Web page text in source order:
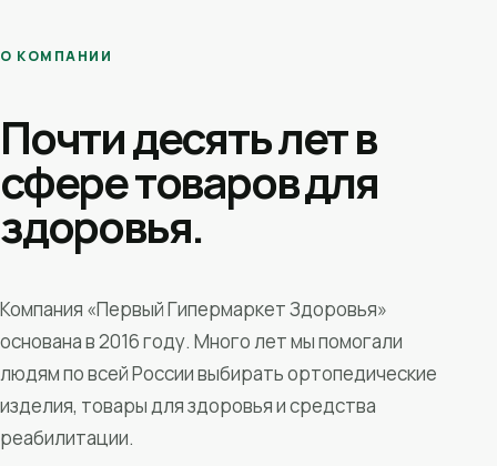
О КОМПАНИИ
Почти десять лет в
сфере товаров для
здоровья.
Компания «Первый Гипермаркет Здоровья»
основана в 2016 году. Много лет мы помогали
людям по всей России выбирать ортопедические
изделия, товары для здоровья и средства
реабилитации.